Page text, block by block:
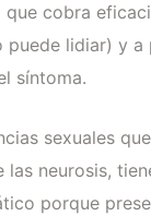
que cobra
puede lidiar) y a
síntoma.
sexuales
las neurosis,
porque